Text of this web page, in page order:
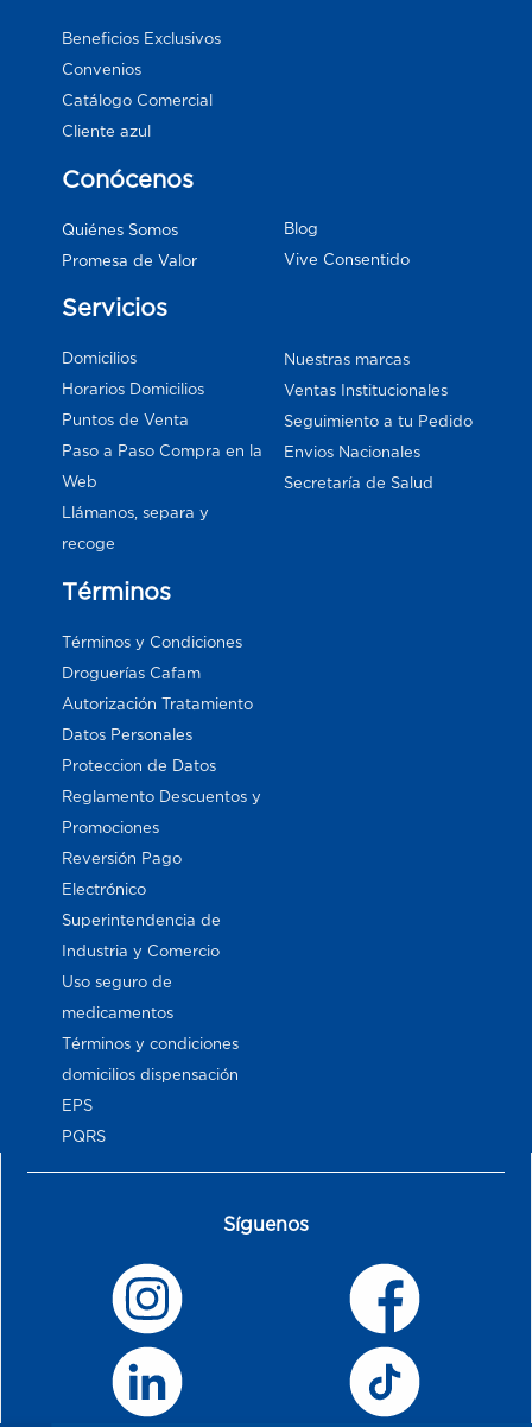
Beneficios Exclusivos
Convenios
Catálogo Comercial
Cliente azul
Conócenos
Quiénes Somos
Promesa de Valor
Blog
Vive Consentido
Servicios
Domicilios
Horarios Domicilios
Puntos de Venta
Paso a Paso Compra en la
Web
Llámanos, separa y
recoge
Nuestras marcas
Ventas Institucionales
Seguimiento a tu Pedido
Envios Nacionales
Secretaría de Salud
Términos
Términos y Condiciones
Droguerías Cafam
Autorización Tratamiento
Datos Personales
Proteccion de Datos
Reglamento Descuentos y
Promociones
Reversión Pago
Electrónico
Superintendencia de
Industria y Comercio
Uso seguro de
medicamentos
Términos y condiciones
domicilios dispensación
EPS
PQRS
Síguenos